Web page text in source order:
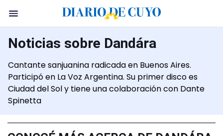
Noticias sobre Dandára
Cantante sanjuanina radicada en Buenos Aires.
Participó en La Voz Argentina. Su primer disco es
Ciudad del Sol y tiene una colaboración con Dante
Spinetta